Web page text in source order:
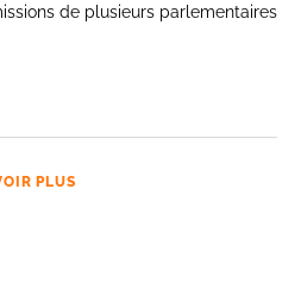
de plusieurs parlementaires
PLUS